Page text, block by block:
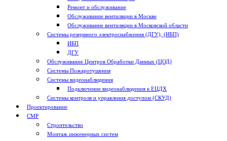
Ремонт и обслуживание
Обслуживание вентиляции в Москве
Обслуживание вентиляции в Московской области
Системы резервного электроснабжения (ДГУ), (ИБП)
ИБП
ДГУ
Обслуживание Центров Обработки Данных (ЦОД)
Системы Пожаротушения
Системы видеонаблюдения
Подключение видеонаблюдения к ЕЦДХ
Системы контроля и управления доступом (СКУД)
Проектирование
СМР
Строительство
Монтаж инженерных систем